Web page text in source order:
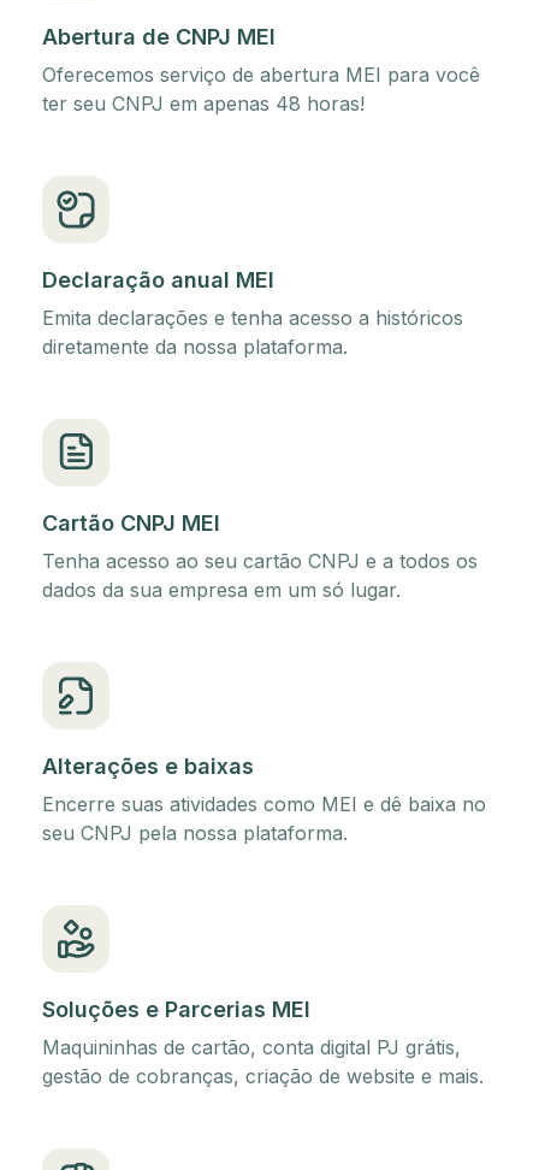
Abertura de CNPJ MEI
Oferecemos serviço de abertura MEI para você
ter seu CNPJ em apenas 48 horas!
Declaração anual MEI
Emita declarações e tenha acesso a históricos
diretamente da nossa plataforma.
Cartão CNPJ MEI
Tenha acesso ao seu cartão CNPJ e a todos os
dados da sua empresa em um só lugar.
Alterações e baixas
Encerre suas atividades como MEI e dê baixa no
seu CNPJ pela nossa plataforma.
Soluções e Parcerias MEI
Maquininhas de cartão, conta digital PJ grátis,
gestão de cobranças, criação de website e mais.